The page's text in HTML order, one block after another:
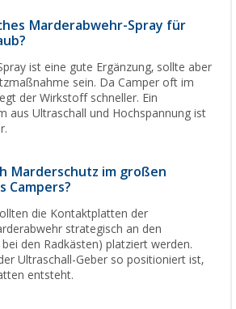
Marderabwehr-Spray für
ist eine gute Ergänzung, sollte aber
sein. Da Camper oft im
der Wirkstoff schneller. Ein
aus Ultraschall und Hochspannung ist
Marderschutz im großen
Campers?
die Kontaktplatten der
strategisch an den
den Radkästen) platziert werden.
Ultraschall-Geber so positioniert ist,
entsteht.